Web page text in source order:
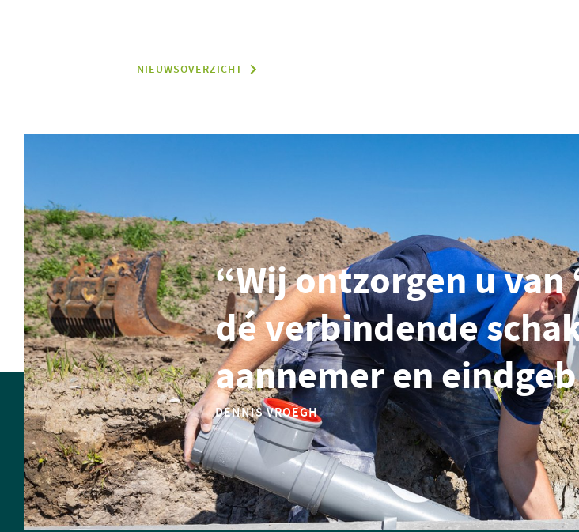
NIEUWSOVERZICHT
“Wij ontzorgen u van
dé verbindende
aannemer en
DENNIS VROEGH